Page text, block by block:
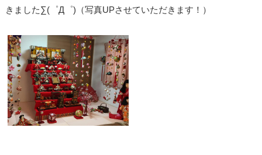
きました∑(゜Д゜)（写真UPさせていただきます！）